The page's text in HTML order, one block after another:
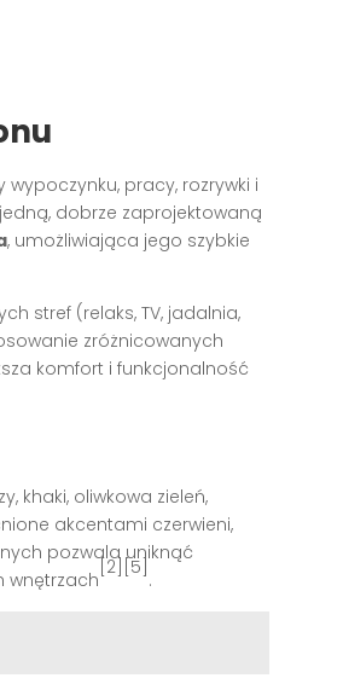
pracy, rozrywki i
dobrze zaprojektowaną
, umożliwiająca jego szybkie
stref (relaks, TV, jadalnia,
zróżnicowanych
komfort i funkcjonalność
khaki, oliwkowa zieleń,
akcentami czerwieni,
pozwala uniknąć
wnętrzach
[2][5]
.